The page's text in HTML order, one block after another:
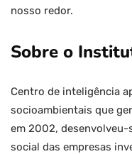
nosso redor.
Sobre o
Centro de inteligência
socioambientais que
em 2002,
social das empresas